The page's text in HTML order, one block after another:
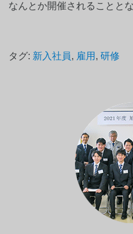
なんとか開催されることと
タグ: 新入社員, 雇用 ,研修